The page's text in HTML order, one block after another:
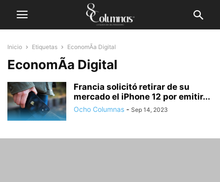
Inicio Etiquetas EconomÃ­a Digital
EconomÃ­a Digital
Francia solicitó retirar de su
mercado el iPhone 12 por emitir...
Ocho Columnas - Sep 14, 2023